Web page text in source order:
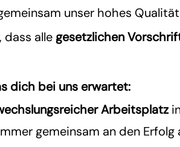
unser hohes
dass allegesetzlichen
dich bei uns erwartet:
Arbeitsplatz
gemeinsam an den